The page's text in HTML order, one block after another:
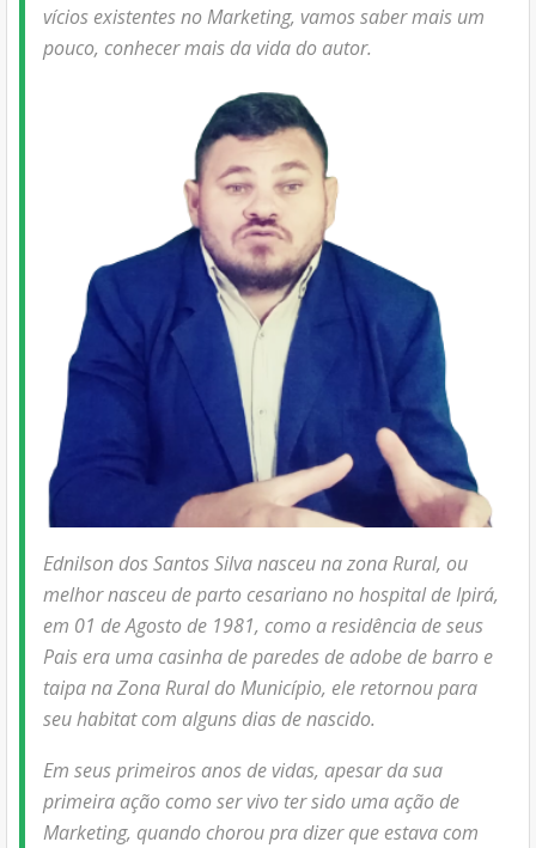
vícios existentes no Marketing, vamos saber mais um
pouco, conhecer mais da vida do autor.
Ednilson dos Santos Silva nasceu na zona Rural, ou
melhor nasceu de parto cesariano no hospital de Ipirá,
em 01 de Agosto de 1981, como a residência de seus
Pais era uma casinha de paredes de adobe de barro e
taipa na Zona Rural do Município, ele retornou para
seu habitat com alguns dias de nascido.
Em seus primeiros anos de vidas, apesar da sua
primeira ação como ser vivo ter sido uma ação de
Marketing, quando chorou pra dizer que estava com